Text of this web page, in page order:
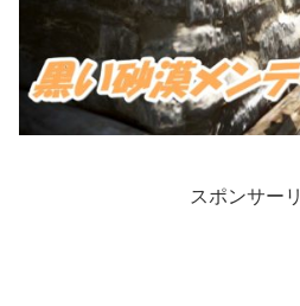
スポンサー